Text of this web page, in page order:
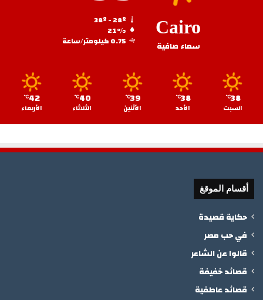
Cairo
سماء صافية
21%
0.75 كيلومتر/ساعة
38
℃
السبت
38
℃
الأحد
39
℃
الأثنين
40
℃
الثلاثاء
42
℃
الأربعاء
أقسام الموقغ
حكاية قصيدة
في حب مصر
قالوا عن الشاعر
قصائد خفيفة
قصائد عاطفية